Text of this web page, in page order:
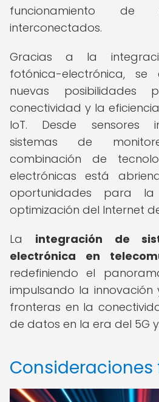
funcionamiento de
interconectados.
Gracias a la
fotónica-electrónica, se
nuevas posibilidades
conectividad y la
IoT. Desde sensores
sistemas de
combinación de
electrónicas está
oportunidades para
optimización del Internet
La integración de
electrónica en
redefiniendo el
impulsando la innovación
fronteras en la
de datos en la era del 5G
Consideraciones